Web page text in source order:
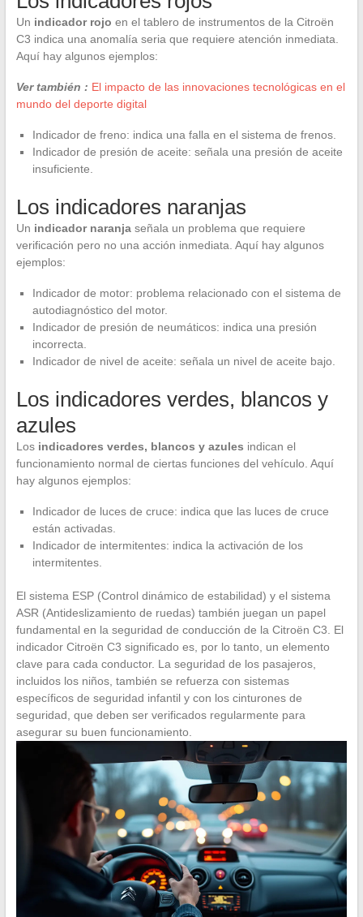
Un indicador rojo en el tablero de instrumentos de la Citroën
C3 indica una anomalía seria que requiere atención inmediata.
Aquí hay algunos ejemplos:
Ver también : El impacto de las innovaciones tecnológicas en el
mundo del deporte digital
Indicador de freno: indica una falla en el sistema de frenos.
Indicador de presión de aceite: señala una presión de aceite
insuficiente.
Los indicadores naranjas
Un indicador naranjaseñala un problema que requiere
verificación pero no una acción inmediata. Aquí hay algunos
ejemplos:
Indicador de motor: problema relacionado con el sistema de
autodiagnóstico del motor.
Indicador de presión de neumáticos: indica una presión
incorrecta.
Indicador de nivel de aceite: señala un nivel de aceite bajo.
Los indicadores verdes, blancos y
azules
Los indicadores verdes, blancos y azules indican el
funcionamiento normal de ciertas funciones del vehículo. Aquí
hay algunos ejemplos:
Indicador de luces de cruce: indica que las luces de cruce
están activadas.
Indicador de intermitentes: indica la activación de los
intermitentes.
El sistema ESP (Control dinámico de estabilidad) y el sistema
ASR (Antideslizamiento de ruedas) también juegan un papel
fundamental en la seguridad de conducción de la Citroën C3. El
indicador Citroën C3 significado es, por lo tanto, un elemento
clave para cada conductor. La seguridad de los pasajeros,
incluidos los niños, también se refuerza con sistemas
específicos de seguridad infantil y con los cinturones de
seguridad, que deben ser verificados regularmente para
asegurar su buen funcionamiento.